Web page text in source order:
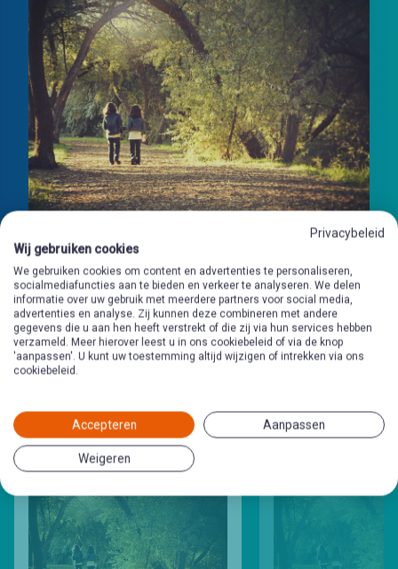
Andere programma's
categorie
Privacybeleid
Wij gebruiken cookies
We gebruiken cookies om content en advertenties te personaliseren,
socialmediafuncties aan te bieden en verkeer te analyseren. We delen
informatie over uw gebruik met meerdere partners voor social media,
advertenties en analyse. Zij kunnen deze combineren met andere
gegevens die u aan hen heeft verstrekt of die zij via hun services hebben
verzameld. Meer hierover leest u in ons cookiebeleid of via de knop
'aanpassen'. U kunt uw toestemming altijd wijzigen of intrekken via ons
cookiebeleid.
Accepteren Aanpassen
Weigeren